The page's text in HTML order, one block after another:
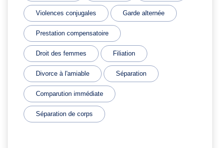
Violences conjugales Garde alternée
Prestation compensatoire
Droit des femmes Filiation
Divorce à l'amiable Séparation
Comparution immédiate
Séparation de corps